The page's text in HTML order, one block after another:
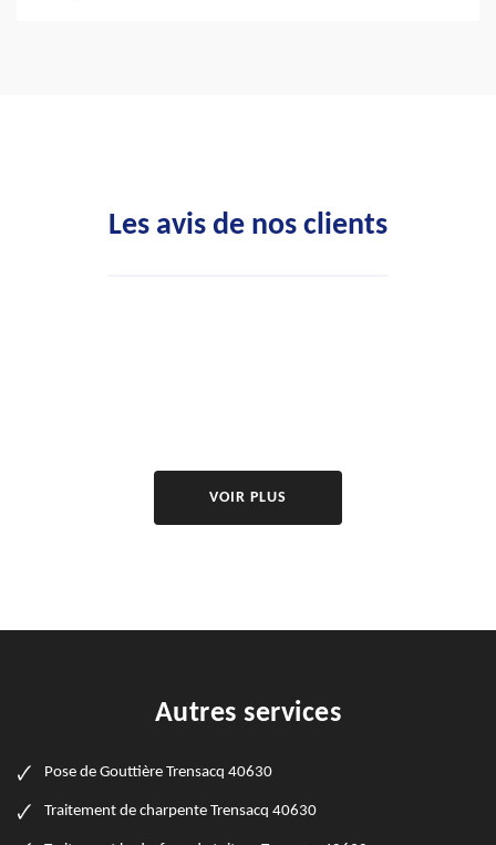
Les avis de nos clients
VOIR PLUS
Autres services
Pose de Gouttière Trensacq 40630
Traitement de charpente Trensacq 40630